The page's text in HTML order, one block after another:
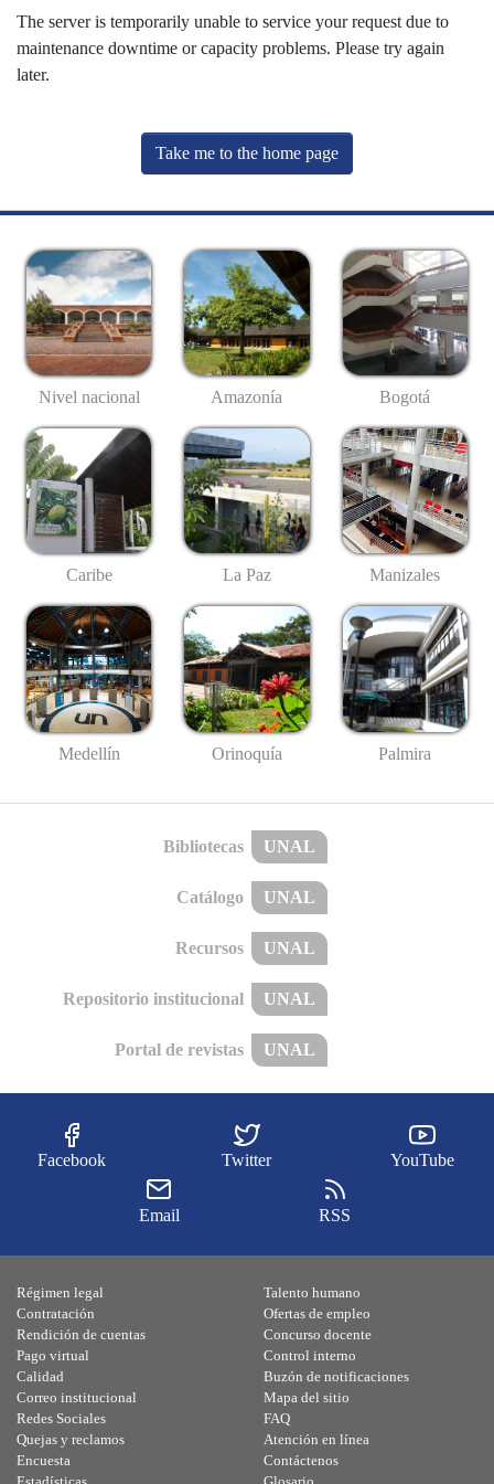
The server is temporarily unable to service your request due to
maintenance downtime or capacity problems. Please try again
later.
Take me to the home page
Nivel nacional Amazonía Bogotá
Caribe La Paz Manizales
Medellín Orinoquía Palmira
Bibliotecas UNAL
Catálogo UNAL
Recursos UNAL
Repositorio institucional UNAL
Portal de revistas UNAL
Facebook Twitter YouTube
Email RSS
Régimen legal
Contratación
Rendición de cuentas
Pago virtual
Calidad
Talento humano
Ofertas de empleo
Concurso docente
Control interno
Buzón de notificaciones
Correo institucional
Redes Sociales
Quejas y reclamos
Encuesta
Mapa del sitio
FAQ
Atención en línea
Contáctenos